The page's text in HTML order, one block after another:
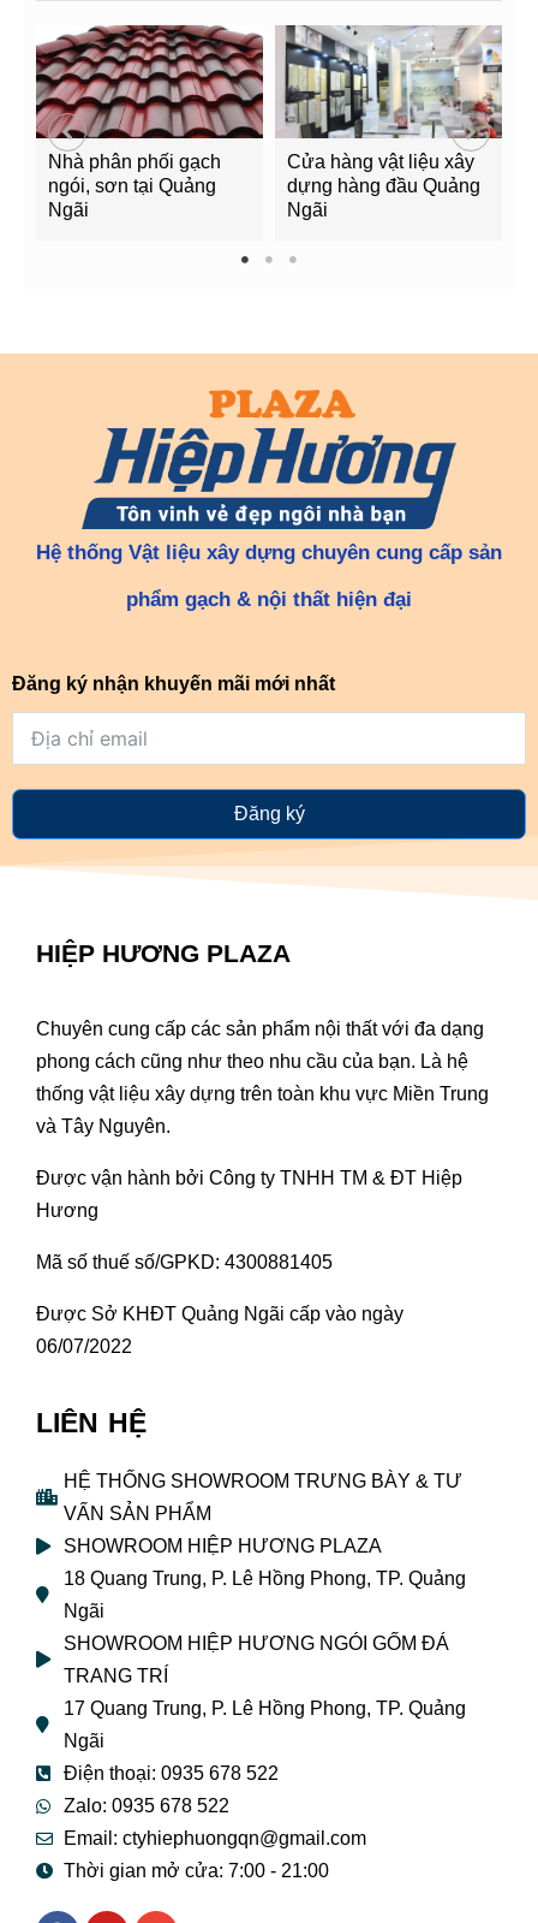
Nhà phân phối gạch
ngói, sơn tại Quảng
Ngãi
Cửa hàng vật liệu xây
dựng hàng đầu Quảng
Ngãi
1 2 3
Hệ thống Vật liệu xây dựng chuyên cung cấp sản
phẩm gạch & nội thất hiện đại
Đăng ký nhận khuyến mãi mới nhất
Đăng ký
HIỆP HƯƠNG PLAZA
Chuyên cung cấp các sản phẩm nội thất với đa dạng
phong cách cũng như theo nhu cầu của bạn. Là hệ
thống vật liệu xây dựng trên toàn khu vực Miền Trung
và Tây Nguyên.
Được vận hành bởi Công ty TNHH TM & ĐT Hiệp
Hương
Mã số thuế số/GPKD: 4300881405
Được Sở KHĐT Quảng Ngãi cấp vào ngày
06/07/2022
LIÊN HỆ
HỆ THỐNG SHOWROOM TRƯNG BÀY & TƯ
VẤN SẢN PHẨM
SHOWROOM HIỆP HƯƠNG PLAZA
18 Quang Trung, P. Lê Hồng Phong, TP. Quảng
Ngãi
SHOWROOM HIỆP HƯƠNG NGÓI GỐM ĐÁ
TRANG TRÍ
17 Quang Trung, P. Lê Hồng Phong, TP. Quảng
Ngãi
Điện thoại: 0935 678 522
Zalo: 0935 678 522
Email: ctyhiephuongqn@gmail.com
Thời gian mở cửa: 7:00 - 21:00